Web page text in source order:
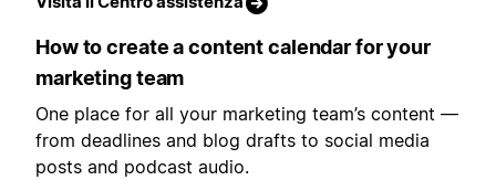
How to create a content calendar for your
marketing team
One place for all your marketing team’s content —
from deadlines and blog drafts to social media
posts and podcast audio.